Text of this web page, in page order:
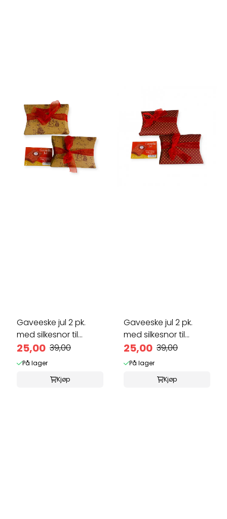
Gaveeske jul 2 pk.
med silkesnor til
smågaver
25,00 39,00
På lager
Kjøp
Gaveeske jul 2 pk.
med silkesnor til
smågaver
25,00 39,00
På lager
Kjøp